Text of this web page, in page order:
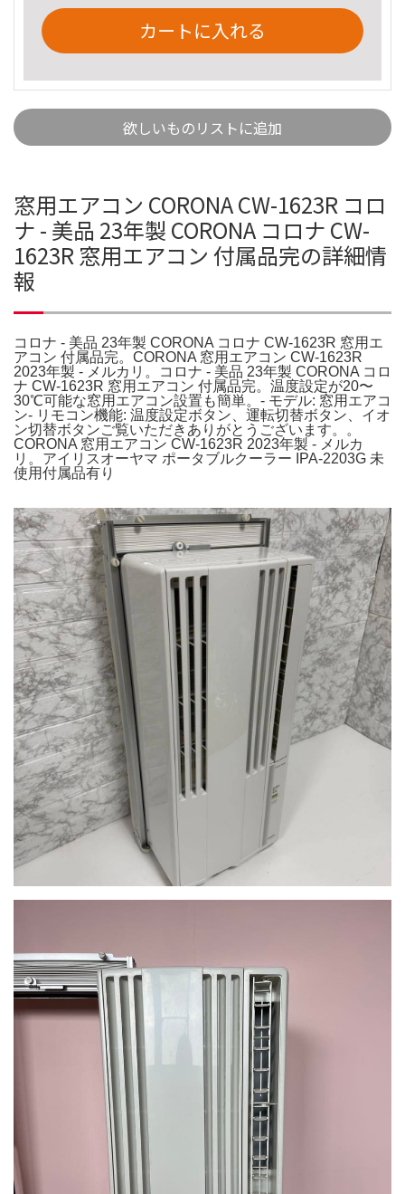
カートに入れる
欲しいものリストに追加
窓用エアコン CORONA CW-1623R コロ
ナ - 美品 23年製 CORONA コロナ CW-
1623R 窓用エアコン 付属品完の詳細情
報
コロナ - 美品 23年製 CORONA コロナ CW-1623R 窓用エ
アコン 付属品完。CORONA 窓用エアコン CW-1623R
2023年製 - メルカリ。コロナ - 美品 23年製 CORONA コロ
ナ CW-1623R 窓用エアコン 付属品完。温度設定が20〜
30℃可能な窓用エアコン設置も簡単。- モデル: 窓用エアコ
ン- リモコン機能: 温度設定ボタン、運転切替ボタン、イオ
ン切替ボタンご覧いただきありがとうございます。。
CORONA 窓用エアコン CW-1623R 2023年製 - メルカ
リ。アイリスオーヤマ ポータブルクーラー IPA-2203G 未
使用付属品有り